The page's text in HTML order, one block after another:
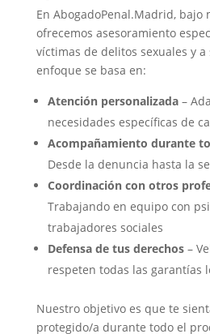
En AbogadoPenal.Madrid, bajo
ofrecemos asesoramiento
víctimas de delitos sexuales y
enfoque se basa en:
Atención personalizada–
necesidades específicas de
Acompañamiento durante
Desde la denuncia hasta la
Coordinación con otros
Trabajando en equipo con
trabajadores sociales
Defensa de tus derechos–
respeten todas las garantías
Nuestro objetivo es que te
protegido/a durante todo el